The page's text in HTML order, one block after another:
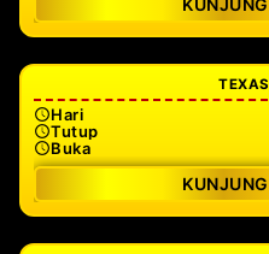
Hari
Tutup
Buka